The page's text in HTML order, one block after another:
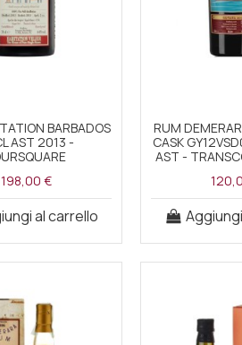
BARBADOS
AST 2013 -
198,00 €
al carrello
RUM
CASK
AST -